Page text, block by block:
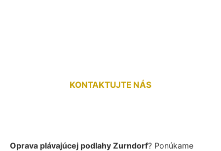
KONTAKTUJTE NÁS
Oprava plávajúcej podlahy Zurndorf? Ponúkame